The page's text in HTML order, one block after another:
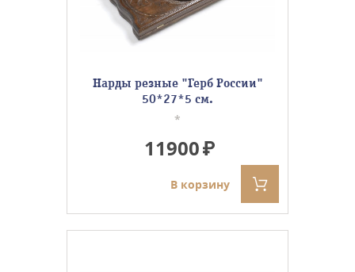
Нарды резные "Герб России"
50*27*5 см.
*
11900
В корзину